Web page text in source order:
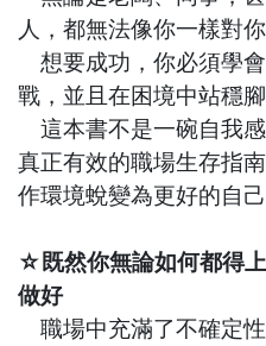
人， 都無法像你一樣對你
想要成功，你必須學
戰， 並且在困境中站穩腳
這本書不是一碗自我感
真正有效的職場生存指南
作環境蛻變為更好的自己
☆既然你無論如何都得
做好
職場中充滿了不確定